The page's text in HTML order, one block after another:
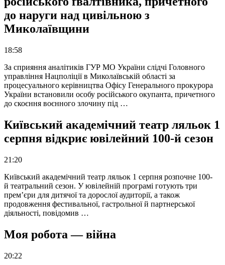
до наруги над цивільною з
Миколаївщини
18:58
За сприяння аналітиків ГУР МО України слідчі Головного
управління Нацполіції в Миколаївській області за
процесуального керівництва Офісу Генерального прокурора
України встановили особу російського окупанта, причетного
до скоєння воєнного злочину під …
Київський академічний театр ляльок 1
серпня відкриє ювілейний 100-й сезон
21:20
Київський академічний театр ляльок 1 серпня розпочне 100-
й театральний сезон. У ювілейній програмі готують три
прем’єри для дитячої та дорослої аудиторії, а також
продовження фестивальної, гастрольної й партнерської
діяльності, повідомив …
Моя робота — війна
20:22